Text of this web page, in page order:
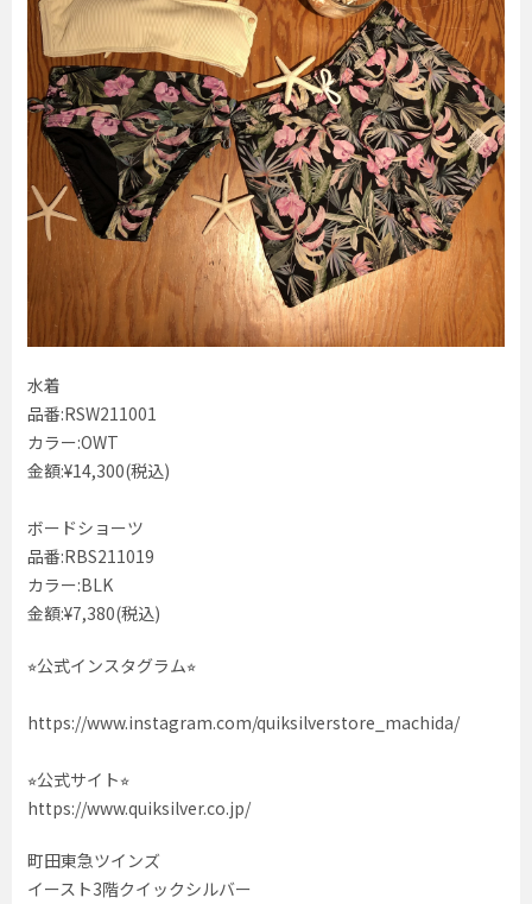
水着
品番:RSW211001
カラー:OWT
金額:¥14,300(税込)
ボードショーツ
品番:RBS211019
カラー:BLK
金額:¥7,380(税込)
⭐︎公式インスタグラム⭐︎
https://www.instagram.com/quiksilverstore_machida/
⭐︎公式サイト⭐︎
https://www.quiksilver.co.jp/
町田東急ツインズ
イースト3階クイックシルバー